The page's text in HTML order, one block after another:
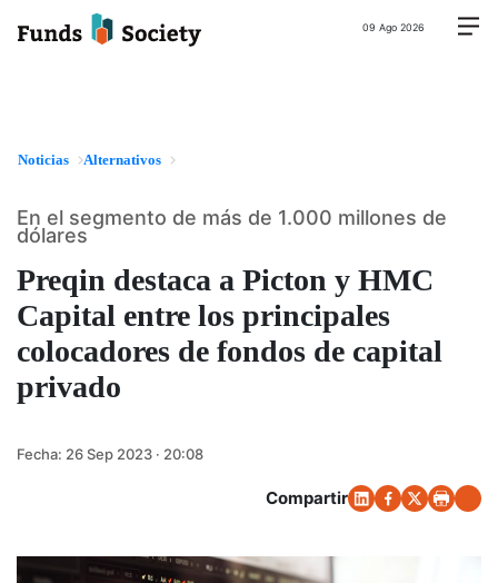
09 Ago 2026
Noticias Alternativos
Preqin destaca a Picton y HMC
Capital entre los principales
colocadores de fondos de capital
privado
En el segmento de más de 1.000 millones de
dólares
Fecha: 26 Sep 2023 · 20:08
Compartir